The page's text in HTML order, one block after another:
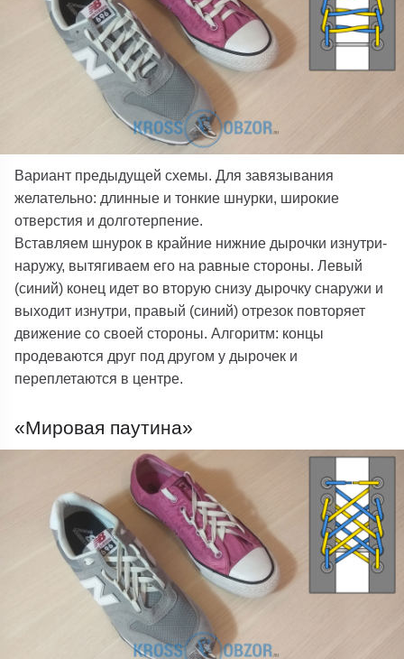
Вариант предыдущей схемы. Для завязывания
желательно: длинные и тонкие шнурки, широкие
отверстия и долготерпение.
Вставляем шнурок в крайние нижние дырочки изнутри-
наружу, вытягиваем его на равные стороны. Левый
(синий) конец идет во вторую снизу дырочку снаружи и
выходит изнутри, правый (синий) отрезок повторяет
движение со своей стороны. Алгоритм: концы
продеваются друг под другом у дырочек и
переплетаются в центре.
«Мировая паутина»